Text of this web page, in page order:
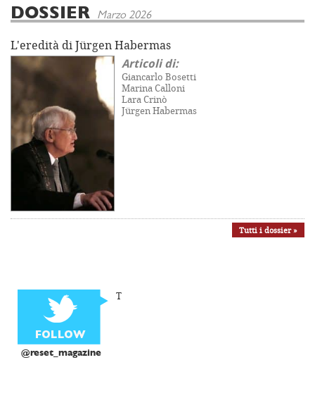
DOSSIER Marzo 2026
L'eredità di Jürgen Habermas
Articoli di:
Giancarlo Bosetti
Marina Calloni
Lara Crinò
Jürgen Habermas
Tutti i dossier »
@reset_magazine
T